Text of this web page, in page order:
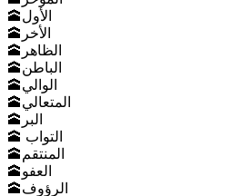
🕋الأول
🕋الأخر
🕋الظاهر
🕋الباطن
🕋الوالي
🕋المتعالي
🕋البر
🕋 التواب
🕋المنتقم
🕋العفو
🕋الرؤوف